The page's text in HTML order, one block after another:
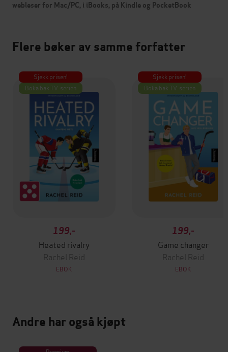
webleser for Mac/PC, i iBooks, på Kindle og PocketBook
Flere bøker av samme forfatter
Sjekk prisen!
Boka bak TV-serien
199,-
Heated rivalry
Rachel Reid
EBOK
Sjekk prisen!
Boka bak TV-serien
199,-
Game changer
Rachel Reid
EBOK
Andre har også kjøpt